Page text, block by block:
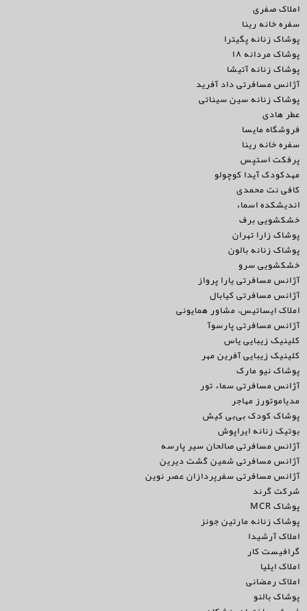
املاک صفری
سفره خانه رینا
پوشاک زنانه پگیترا
پوشاک مردانه ۱۸
پوشاک زنانه آتیشا
آژانس مسافرتی داد آفرید
پوشاک زنانه سین سیناتی
عطر هادی
فروشگاه مایسا
سفره خانه رینا
پرفکت استپس
مهدکودک آیدا کوچولو
کافی نت محمدی
اندیشکده اسماء
خشکشویی برف
پوشاک زارا تهران
پوشاک زنانه بالون
خشکشویی سرو
آژانس مسافرتی یارا پرواز
آژانس مسافرتی کیابال
املاک ایساتیس، مشاور همایونی
آژانس مسافرتی پارسوآ
کلینیک زیبایی یاس
کلینیک زیبایی آفرین مهر
پوشاک نیو مارک
آژانس مسافرتی سماء تور
مدیاموتورز مهاجر
پوشاک کودک بی‌بی کیش
بوتیک زنانه ایراپوش
آژانس مسافرتی صالحان سیر پارسه
آژانس مسافرتی شمین گشت دیرین
آژانس مسافرتی سفرپردازان عصر نوین
شرکت گرند
پوشاک MCR
پوشاک زنانه مارتین جونز
املاک آرشیدا
گرافیست کار
املاک ایلیا
املاک رمضانی
پوشاک بالنو